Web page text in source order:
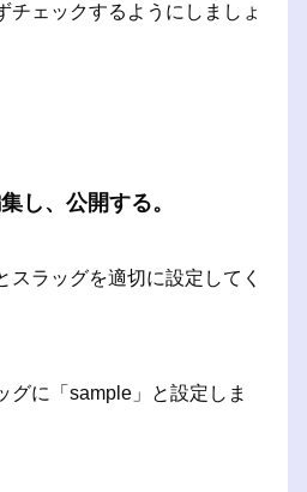
チェックするようにしましょ
し、公開する。
スラッグを適切に設定してく
グに「sample」と設定しま